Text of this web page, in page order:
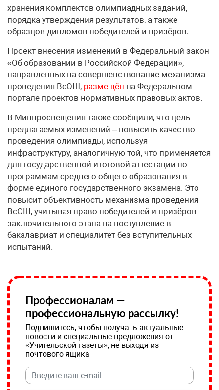
хранения комплектов олимпиадных заданий,
порядка утверждения результатов, а также
образцов дипломов победителей и призёров.
Проект внесения изменений в Федеральный закон
«Об образовании в Российской Федерации»,
направленных на совершенствование механизма
проведения ВсОШ, размещён на Федеральном
портале проектов нормативных правовых актов.
В Минпросвещения также сообщили, что цель
предлагаемых изменений – повысить качество
проведения олимпиады, используя
инфраструктуру, аналогичную той, что применяется
для государственной итоговой аттестации по
программам среднего общего образования в
форме единого государственного экзамена. Это
повысит объективность механизма проведения
ВсОШ, учитывая право победителей и призёров
заключительного этапа на поступление в
бакалавриат и специалитет без вступительных
испытаний.
Профессионалам —
профессиональную рассылку!
Подпишитесь, чтобы получать актуальные
новости и специальные предложения от
«Учительской газеты», не выходя из
почтового ящика